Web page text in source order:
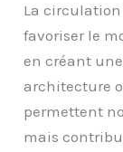
La circulation
favoriser le
en créant
architecture
permettent
mais